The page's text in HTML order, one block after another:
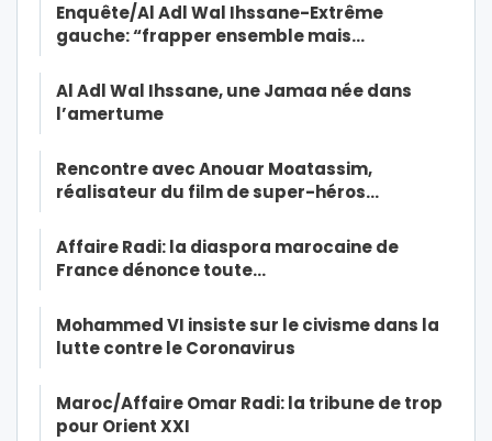
Enquête/Al Adl Wal Ihssane-Extrême
gauche: “frapper ensemble mais…
Al Adl Wal Ihssane, une Jamaa née dans
l’amertume
Rencontre avec Anouar Moatassim,
réalisateur du film de super-héros…
Affaire Radi: la diaspora marocaine de
France dénonce toute…
Mohammed VI insiste sur le civisme dans la
lutte contre le Coronavirus
Maroc/Affaire Omar Radi: la tribune de trop
pour Orient XXI